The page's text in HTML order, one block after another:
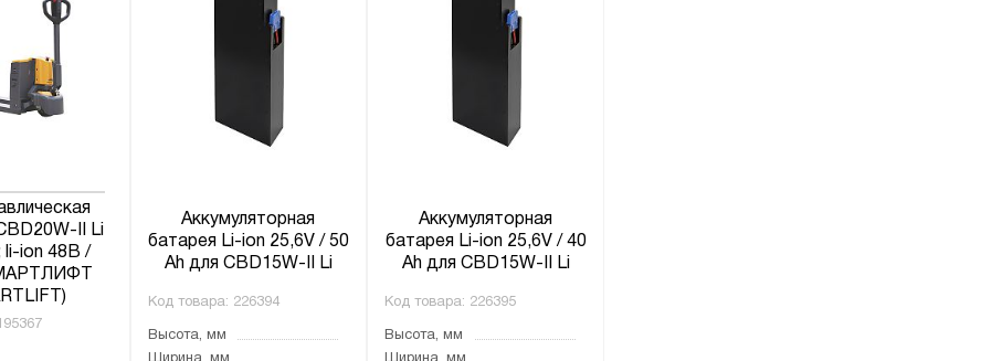
II Li
li-ion 48В /
Аккумуляторная
батарея Li-ion 25,6V / 50
Ah для CBD15W-II Li
Код товара: 226394
Высота, мм
Аккумуляторная
батарея Li-ion 25,6V / 40
Ah для CBD15W-II Li
Код товара: 226395
Высота, мм